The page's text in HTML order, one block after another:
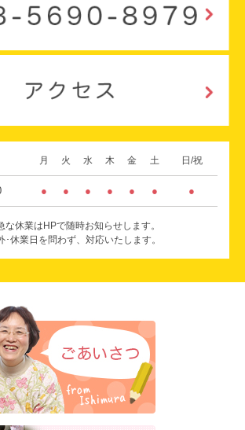
月 火 水 木 金 土 日/祝
● ● ● ● ● ● ●
な休業はHPで随時お知らせします。
休業日を問わず、対応いたします。